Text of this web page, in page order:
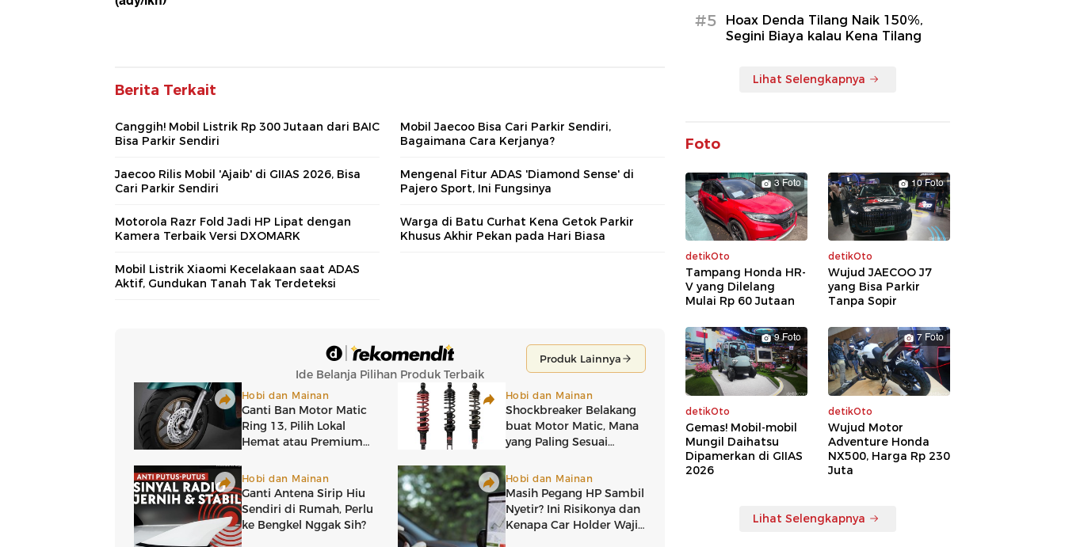
Berita Terkait
Canggih! Mobil Listrik Rp 300 Jutaan dari BAIC
Bisa Parkir Sendiri
Mobil Jaecoo Bisa Cari Parkir Sendiri,
Bagaimana Cara Kerjanya?
Jaecoo Rilis Mobil 'Ajaib' di GIIAS 2026, Bisa
Cari Parkir Sendiri
Mengenal Fitur ADAS 'Diamond Sense' di
Pajero Sport, Ini Fungsinya
Motorola Razr Fold Jadi HP Lipat dengan
Kamera Terbaik Versi DXOMARK
Warga di Batu Curhat Kena Getok Parkir
Khusus Akhir Pekan pada Hari Biasa
Mobil Listrik Xiaomi Kecelakaan saat ADAS
Aktif, Gundukan Tanah Tak Terdeteksi
#5
Hoax Denda Tilang Naik 150%,
Segini Biaya kalau Kena Tilang
Lihat Selengkapnya
Foto
3 Foto
detikOto
Tampang Honda HR-
V yang Dilelang
Mulai Rp 60 Jutaan
10 Foto
detikOto
Wujud JAECOO J7
yang Bisa Parkir
Tanpa Sopir
9 Foto
detikOto
Gemas! Mobil-mobil
Mungil Daihatsu
Dipamerkan di GIIAS
2026
7 Foto
detikOto
Wujud Motor
Adventure Honda
NX500, Harga Rp 230
Juta
Lihat Selengkapnya